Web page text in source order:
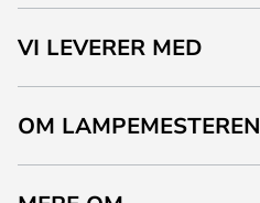
VI LEVERER MED
OM LAMPEMESTEREN